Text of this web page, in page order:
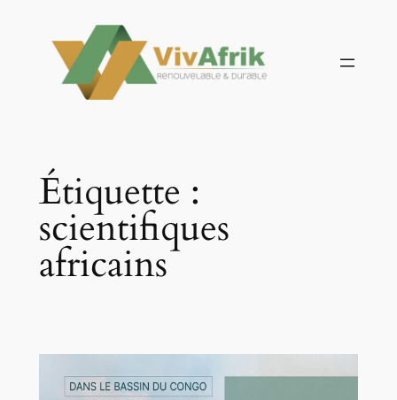
contenu
Étiquette :
scientifiques
africains